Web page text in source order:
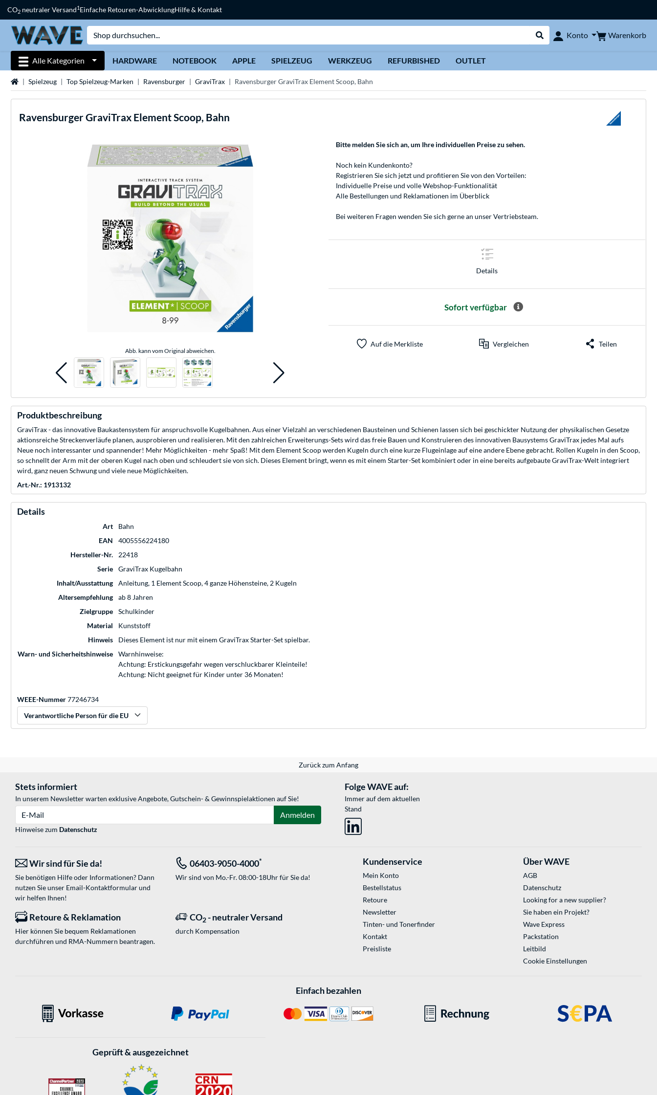
CO2 neutraler Versand1Einfache Retouren-AbwicklungHilfe & Kontakt
Suche durchführen
Konto Warenkorb
Alle Kategorien HARDWARE NOTEBOOK APPLE SPIELZEUG WERKZEUG REFURBISHED OUTLET
StartseiteSpielzeug Top Spielzeug-Marken Ravensburger GraviTrax Ravensburger GraviTrax Element Scoop, Bahn
RavensburgerGraviTrax Element Scoop, Bahn
Abb. kann vom Original abweichen.
Bitte melden Sie sich an, um Ihre individuellen Preise zu sehen.
Noch kein Kundenkonto?
Registrieren Sie sich jetzt und profitieren Sie von den Vorteilen:
Individuelle Preise und volle Webshop-Funktionalität
Alle Bestellungen und Reklamationen im Überblick
Bei weiteren Fragen wenden Sie sich gerne an unserVertriebsteam.
Details
Sofort verfügbar
Auf die Merkliste Vergleichen Teilen
Produktbeschreibung
GraviTrax - das innovative Baukastensystem für anspruchsvolle Kugelbahnen. Aus einer Vielzahl an verschiedenen Bausteinen und Schienen lassen sich bei geschickter Nutzung der physikalischen Gesetze
aktionsreiche Streckenverläufe planen, ausprobieren und realisieren. Mit den zahlreichen Erweiterungs-Sets wird das freie Bauen und Konstruieren des innovativen Bausystems GraviTrax jedes Mal aufs
Neue noch interessanter und spannender! Mehr Möglichkeiten - mehr Spaß! Mit dem Element Scoop werden Kugeln durch eine kurze Flugeinlage auf eine andere Ebene gebracht. Rollen Kugeln in den Scoop,
so schnellt der Arm mit der oberen Kugel nach oben und schleudert sie von sich. Dieses Element bringt, wenn es mit einem Starter-Set kombiniert oder in eine bereits aufgebaute GraviTrax-Welt integriert
wird, ganz neuen Schwung und viele neue Möglichkeiten.
Art.-Nr.: 1913132
Details
Art
Bahn
EAN
4005556224180
Hersteller-Nr.
22418
Serie
GraviTrax Kugelbahn
Inhalt/Ausstattung
Anleitung, 1 Element Scoop, 4 ganze Höhensteine, 2 Kugeln
Altersempfehlung
ab 8 Jahren
Zielgruppe
Schulkinder
Material
Kunststoff
Hinweis
Dieses Element ist nur mit einem GraviTrax Starter-Set spielbar.
Warn- und Sicherheitshinweise
Warnhinweise:
Achtung: Erstickungsgefahr wegen verschluckbarer Kleinteile!
Achtung: Nicht geeignet für Kinder unter 36 Monaten!
WEEE-Nummer77246734
Verantwortliche Person für die EU
Zurück zum Anfang
Stets informiert
In unserem Newsletter warten exklusive Angebote, Gutschein- & Gewinnspielaktionen auf Sie!
Anmelden
Hinweise zum Datenschutz
Folge WAVE auf:
Immer auf dem aktuellen
Stand
Wir sind für Sie da!
Sie benötigen Hilfe oder Informationen? Dann
nutzen Sie unser Email-Kontaktformularund
wir helfen Ihnen!
06403-9050-4000*
Wir sind von Mo.-Fr. 08:00-18Uhr für Sie da!
Retoure & Reklamation
Hier können Sie bequem Reklamationen
durchführen und RMA-Nummern beantragen.
CO2 - neutraler Versand
durch Kompensation
Kundenservice
Mein Konto
Bestellstatus
Retoure
Newsletter
Tinten- und Tonerfinder
Kontakt
Preisliste
Über WAVE
AGB
Datenschutz
Looking for a new supplier?
Sie haben ein Projekt?
Wave Express
Packstation
Leitbild
Cookie Einstellungen
Einfach bezahlen
Geprüft & ausgezeichnet